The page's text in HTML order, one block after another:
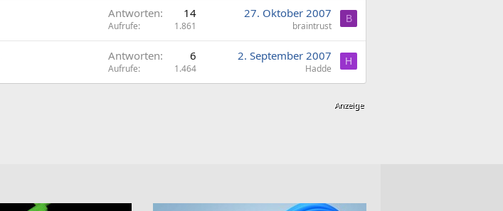
Antworten 14
Aufrufe 1.861
27. Oktober 2007
braintrust
B
Antworten 6
Aufrufe 1.464
2. September 2007
Hadde
H